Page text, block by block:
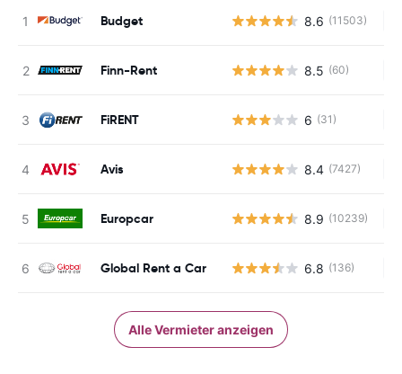
Budget 8.6 (11503)
Finn-Rent 8.5 (60)
FiRENT 6 (31)
Avis 8.4 (7427)
Europcar 8.9 (10239)
Global Rent a Car 6.8 (136)
Alle Vermieter anzeigen